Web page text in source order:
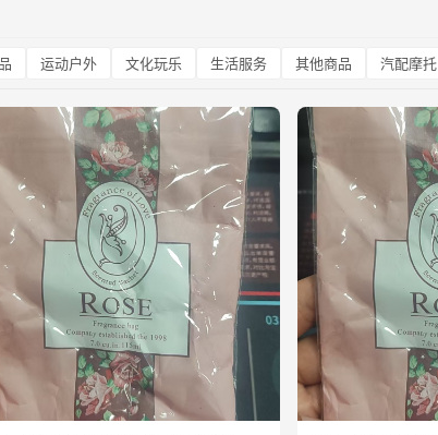
运动户外 文化玩乐 生活服务 其他商品 汽配摩托